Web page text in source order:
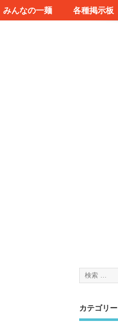
みんなの一麺 各種掲示板
カテゴリー